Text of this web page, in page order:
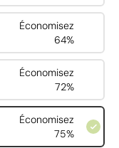
Économisez
64%
Économisez
72%
Économisez
75%